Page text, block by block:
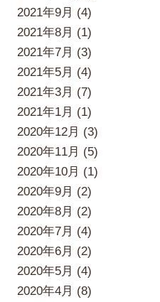
2021年9月 (4)
2021年8月 (1)
2021年7月 (3)
2021年5月 (4)
2021年3月 (7)
2021年1月 (1)
2020年12月 (3)
2020年11月 (5)
2020年10月 (1)
2020年9月 (2)
2020年8月 (2)
2020年7月 (4)
2020年6月 (2)
2020年5月 (4)
2020年4月 (8)